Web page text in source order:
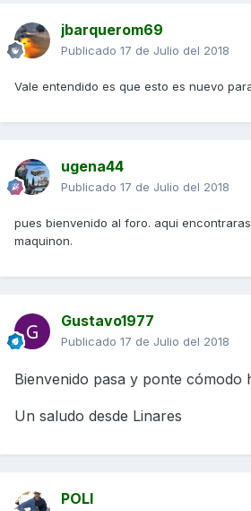
jbarquerom69
Publicado 17 de Julio del 2018
Vale entendido es que esto es nuevo
ugena44
Publicado 17 de Julio del 2018
pues bienvenido al foro. aqui
maquinon.
Gustavo1977
Publicado 17 de Julio del 2018
Bienvenido pasa y ponte cómodo
Un saludo desde Linares
POLI